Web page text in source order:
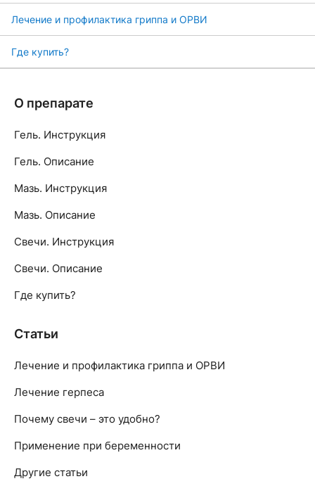
Лечение и профилактика гриппа и ОРВИ
Где купить?
О препарате
Гель. Инструкция
Гель. Описание
Мазь. Инструкция
Мазь. Описание
Свечи. Инструкция
Свечи. Описание
Где купить?
Статьи
Лечение и профилактика гриппа и ОРВИ
Лечение герпеса
Почему свечи – это удобно?
Применение при беременности
Другие статьи